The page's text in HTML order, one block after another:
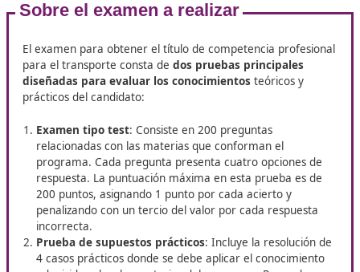
referencia a laformación necesaria para llevar a
nueve plazas, incluida la del conductor, así como el
de mercancías utilizando vehículos cuyo peso máximo
los 3.500 kg. Esta formación también es conocida
"capacitación profesional de transporte".
Existentres vías principales para obtener esta
competencia:
A través del certificado de competencia
habilita para desempeñar tanto el transporte
mercancías por carretera como el transporte
viajeros por carretera.